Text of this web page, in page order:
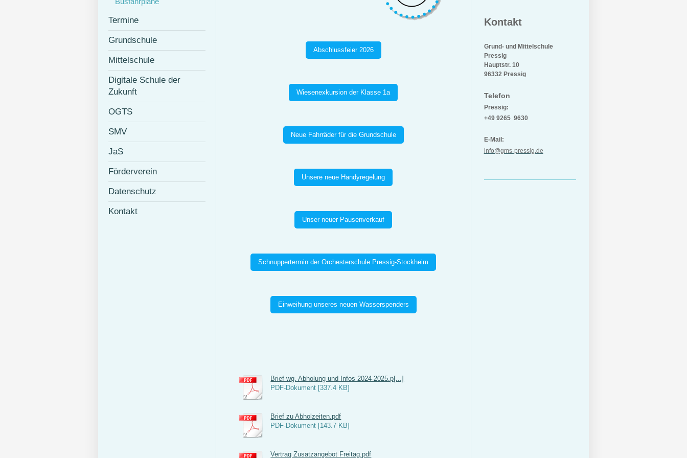
Termine
Grundschule
Mittelschule
Digitale Schule der
Zukunft
OGTS
SMV
JaS
Förderverein
Datenschutz
Kontakt
Abschlussfeier 2026
Wiesenexkursion der Klasse 1a
Neue Fahrräder für die Grundschule
Unsere neue Handyregelung
Unser neuer Pausenverkauf
Schnuppertermin der Orchesterschule Pressig-Stockheim
Einweihung unseres neuen Wasserspenders
Brief wg. Abholung und Infos 2024-2025.p[...]
PDF-Dokument [337.4 KB]
Brief zu Abholzeiten.pdf
PDF-Dokument [143.7 KB]
Vertrag Zusatzangebot Freitag.pdf
Kontakt
Grund- und Mittelschule
Pressig
Hauptstr. 10
96332 Pressig
Telefon
Pressig:
+49 9265 9630
E-Mail:
info@gms-pressig.de